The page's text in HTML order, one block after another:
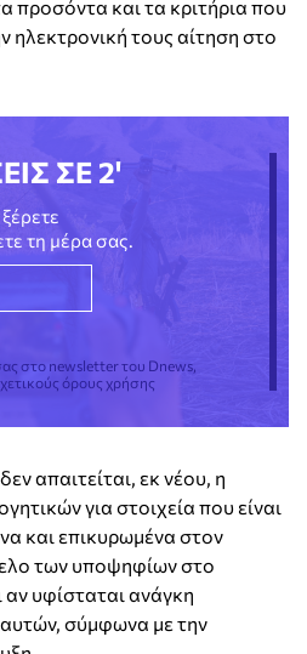
προσόντα και τα κριτήρια που
ηλεκτρονική τους αίτηση στο
ΣΕ 2'
τη μέρα σας.
στο newsletter του Dnews,
όρους χρήσης
απαιτείται, εκ νέου, η
για στοιχεία που είναι
και επικυρωμένα στον
των υποψηφίων στο
υφίσταται ανάγκη
σύμφωνα με την